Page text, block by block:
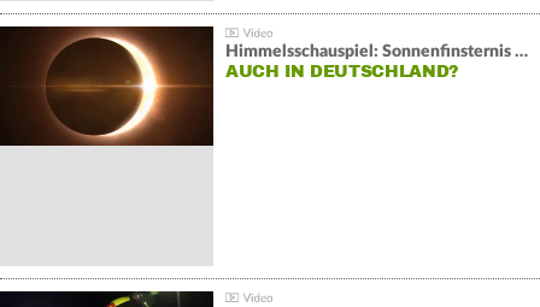
Himmelsschauspiel: Sonnenfinsternis über Spanien
AUCH IN DEUTSCHLAND?